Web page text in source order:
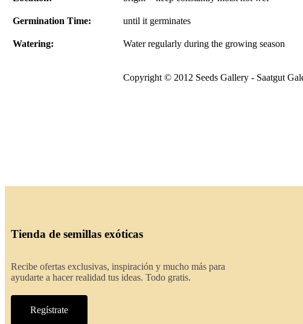
Germination Time: until it germinates
Watering: Water regularly during the growing season
Copyright © 2012 Seeds Gallery - Saatgut
Tienda de semillas exóticas
Recibe ofertas exclusivas, inspiración y mucho más para
ayudarte a hacer realidad tus ideas. Todo gratis.
Regístrate